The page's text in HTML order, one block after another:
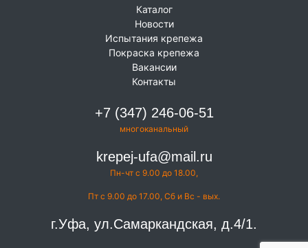
Каталог
Новости
Испытания крепежа
Покраска крепежа
Вакансии
Контакты
+7 (347) 246-06-51
многоканальный
krepej-ufa@mail.ru
Пн-чт с 9.00 до 18.00,
Пт с 9.00 до 17.00, Сб и Вс - вых.
г.Уфа, ул.Самаркандская, д.4/1.